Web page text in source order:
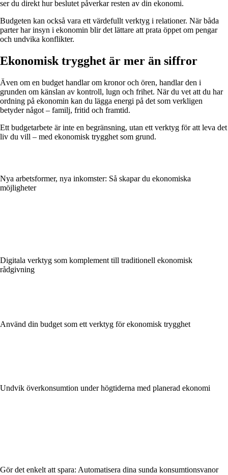
ser du direkt hur beslutet påverkar resten av din ekonomi.
Budgeten kan också vara ett värdefullt verktyg i relationer. När båda
parter har insyn i ekonomin blir det lättare att prata öppet om pengar
och undvika konflikter.
Ekonomisk trygghet är mer än siffror
Även om en budget handlar om kronor och ören, handlar den i
grunden om känslan av kontroll, lugn och frihet. När du vet att du har
ordning på ekonomin kan du lägga energi på det som verkligen
betyder något – familj, fritid och framtid.
Ett budgetarbete är inte en begränsning, utan ett verktyg för att leva det
liv du vill – med ekonomisk trygghet som grund.
Nya arbetsformer, nya inkomster: Så skapar du ekonomiska
möjligheter
Digitala verktyg som komplement till traditionell ekonomisk
rådgivning
Använd din budget som ett verktyg för ekonomisk trygghet
Undvik överkonsumtion under högtiderna med planerad ekonomi
Gör det enkelt att spara: Automatisera dina sunda konsumtionsvanor